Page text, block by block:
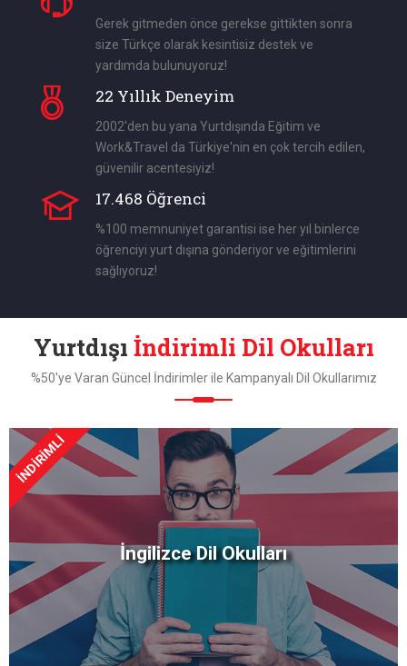
Gerek gitmeden önce gerekse gittikten sonra
size Türkçe olarak kesintisiz destek ve
yardımda bulunuyoruz!
22 Yıllık Deneyim
2002'den bu yana Yurtdışında Eğitim ve
Work&Travel da Türkiye'nin en çok tercih edilen,
güvenilir acentesiyiz!
17.468 Öğrenci
%100 memnuniyet garantisi ise her yıl binlerce
öğrenciyi yurt dışına gönderiyor ve eğitimlerini
sağlıyoruz!
Yurtdışı İndirimli Dil Okulları
%50'ye Varan Güncel İndirimler ile Kampanyalı Dil Okullarımız
İNDİRİMLİ
İngilizce Dil Okulları